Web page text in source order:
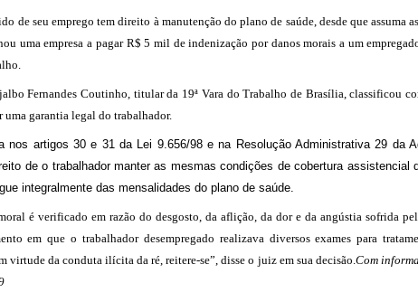
de seu emprego tem direito à manutenção do plano de saúde, desde que assuma
uma empresa a pagar R$ 5 mil de indenização por danos morais a um
Fernandes Coutinho, titular da 19ª Vara do Trabalho de Brasília, classificou
uma garantia legal do trabalhador.
nos artigos 30 e 31 da Lei 9.656/98 e na Resolução Administrativa 29 da
de o trabalhador manter as mesmas condições de cobertura
integralmente das mensalidades do plano de saúde.
é verificado em razão do desgosto, da aflição, da dor e da angústia sofrida
em que o trabalhador desempregado realizava diversos exames para
virtude da conduta ilícita da ré, reitere-se”, disse o juiz em sua decisão.Com